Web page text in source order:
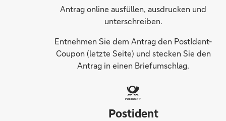
Antrag online ausfüllen, ausdrucken und
unterschreiben.
Entnehmen Sie dem Antrag den PostIdent-
Coupon (letzte Seite) und stecken Sie den
Antrag in einen Briefumschlag.
Postident